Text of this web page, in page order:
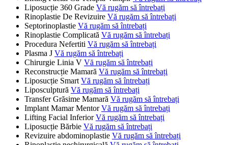
Liposucție 360 Grade Vă rugăm să întrebați
Rinoplastie De Revizuire Vă rugăm să întrebați
Septorinoplastie Vă rugăm să întrebați
Rinoplastie Complicată Vă rugăm să întrebați
Procedura Nefertiti Vă rugăm să întrebați
Plasma J Vă rugăm să întrebați
Chirurgie Linia V Vă rugăm să întrebați
Reconstrucție Mamară Vă rugăm să întrebați
Liposucție Smart Vă rugăm să întrebați
Liposculptură Vă rugăm să întrebați
Transfer Grăsime Mamară Vă rugăm să întrebați
Implant Mamar Mentor Vă rugăm să întrebați
Lifting Facial Inferior Vă rugăm să întrebați
Liposucție Bărbie Vă rugăm să întrebați
Revizuire abdominoplastie Vă rugăm să întrebați